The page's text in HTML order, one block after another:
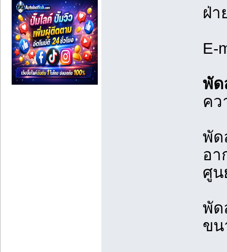
ฝ่า
E-
พัด
คว
พัด
อา
ศูน
พัด
ขน